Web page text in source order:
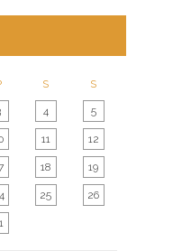
S S
4 5
11 12
18 19
25 26